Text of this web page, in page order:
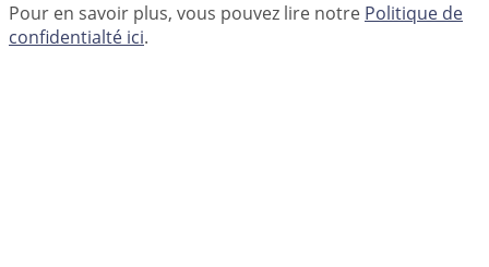
Pour en savoir plus, vous pouvez lire notre Politique de
confidentialté ici.